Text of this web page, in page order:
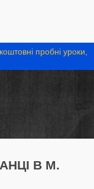
пробні уроки,
В М.